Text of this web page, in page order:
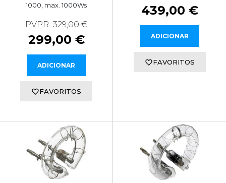
1000, max. 1000Ws
PVPR 329,00 €
299,00 €
ADICIONAR
FAVORITOS
439,00 €
ADICIONAR
FAVORITOS